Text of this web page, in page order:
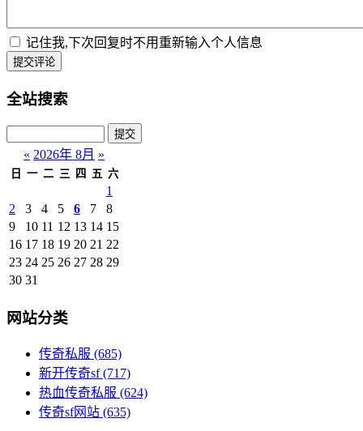
记住我,下次回复时不用重新输入个人信息
提交评论
全站搜索
« 2026年 8月 »
日 一 二 三 四 五 六
1
2
3 4 5 6 7
8
9
10 11 12 13 14 15
16 17 18 19 20 21 22
23 24 25 26 27 28 29
30 31
网站分类
传奇私服 (685)
新开传奇sf(717)
热血传奇私服 (624)
传奇sf网站 (635)